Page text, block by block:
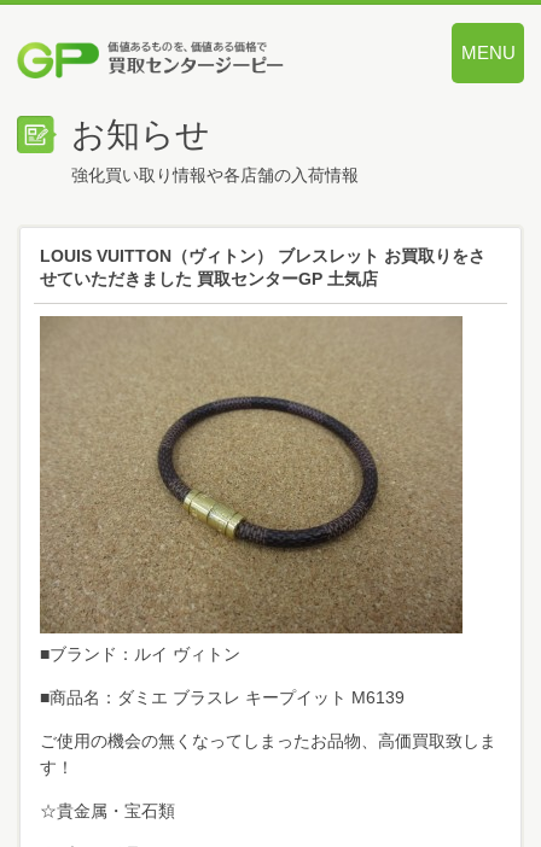
MENU
お知らせ
強化買い取り情報や各店舗の入荷情報
LOUIS VUITTON（ヴィトン） ブレスレット お買取りをさ
せていただきました 買取センターGP 土気店
■ブランド：ルイ ヴィトン
■商品名：ダミエ ブラスレ キープイット M6139
ご使用の機会の無くなってしまったお品物、高価買取致しま
す！
☆貴金属・宝石類